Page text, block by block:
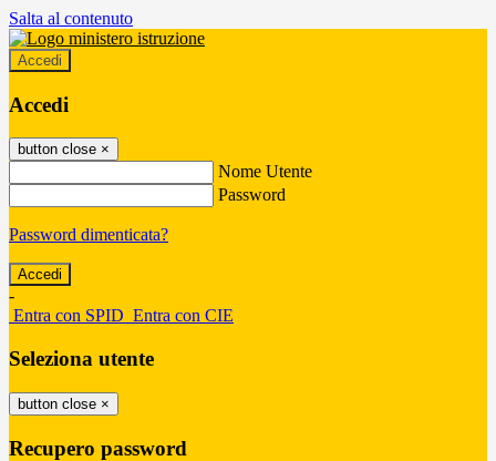
Salta al contenuto
Accedi
Accedi
button close ×
Nome Utente
Password
Password dimenticata?
-
Entra con SPID Entra con CIE
Seleziona utente
button close ×
Recupero password